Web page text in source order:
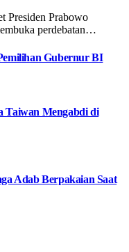
Presiden Prabowo
perdebatan…
Gubernur BI
Taiwan Mengabdi di
Adab Berpakaian Saat